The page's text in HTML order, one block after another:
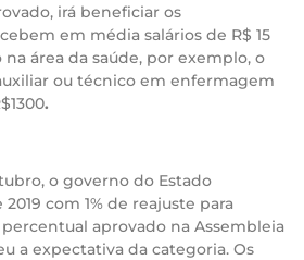
irá beneficiar os
em média salários de R$ 15
área da saúde, por exemplo, o
ou técnico em enfermagem
.
o governo do Estado
com 1% de reajuste para
aprovado na Assembleia
a expectativa da categoria. Os